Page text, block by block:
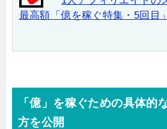
最高額「億を稼ぐ特集・5回目」
「億」を稼ぐための具体的
方を公開